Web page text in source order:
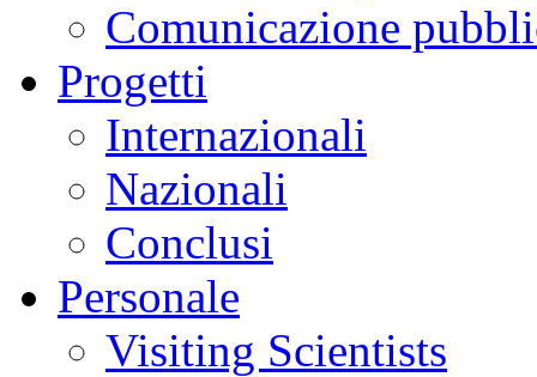
Comunicazione
Progetti
Internazionali
Nazionali
Conclusi
Personale
Visiting Scientists